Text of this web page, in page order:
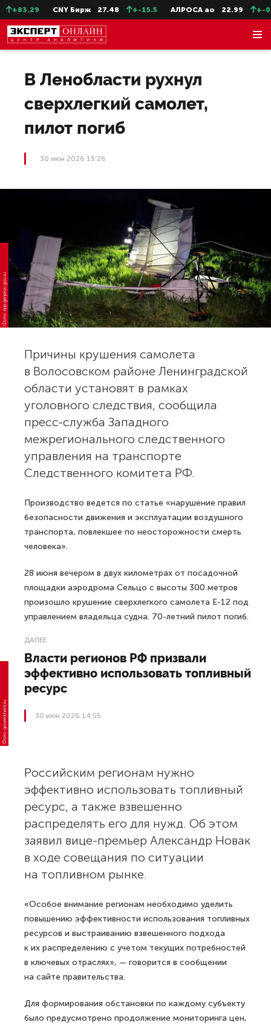
+83.29 CNY Бирж 27.48 +-15.5 АЛРОСА ао 22.99 +-
В Ленобласти рухнул
сверхлегкий самолет,
пилот погиб
30 июн 2026 15:26
Фото: epp.genproc.gov.ru
Причины крушения самолета
в Волосовском районе Ленинградской
области установят в рамках
уголовного следствия, сообщила
пресс-служба Западного
межрегионального следственного
управления на транспорте
Следственного комитета РФ.
Производство ведется по статье «нарушение правил
безопасности движения и эксплуатации воздушного
транспорта, повлекшее по неосторожности смерть
человека».
28 июня вечером в двух километрах от посадочной
площадки аэродрома Сельцо с высоты 300 метров
произошло крушение сверхлегкого самолета Е-12 под
управлением владельца судна. 70-летний пилот погиб.
ДАЛЕЕ
Власти регионов РФ призвали
эффективно использовать топливный
ресурс
30 июн 2026 14:55
Фото: government.ru
Российским регионам нужно
эффективно использовать топливный
ресурс, а также взвешенно
распределять его для нужд. Об этом
заявил вице-премьер Александр Новак
в ходе совещания по ситуации
на топливном рынке.
«Особое внимание регионам необходимо уделить
повышению эффективности использования топливных
ресурсов и выстраиванию взвешенного подхода
к их распределению с учетом текущих потребностей
в ключевых отраслях», — говорится в сообщении
на сайте правительства.
Для формирования обстановки по каждому субъекту
было предусмотрено продолжение мониторинга цен,